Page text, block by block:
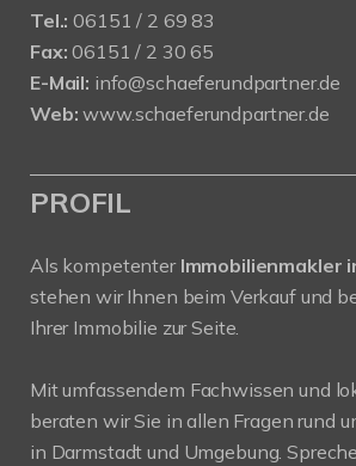
Tel.: 06151 / 2 69 83
Fax: 06151 / 2 30 65
E-Mail: info@schaeferundpartner.de
Web: www.schaeferundpartner.de
PROFIL
Als kompetenter Immobilienmakler
stehen wir Ihnen beim Verkauf und
Ihrer Immobilie zur Seite.
Mit umfassendem Fachwissen und
beraten wir Sie in allen Fragen rund
in Darmstadt und Umgebung.